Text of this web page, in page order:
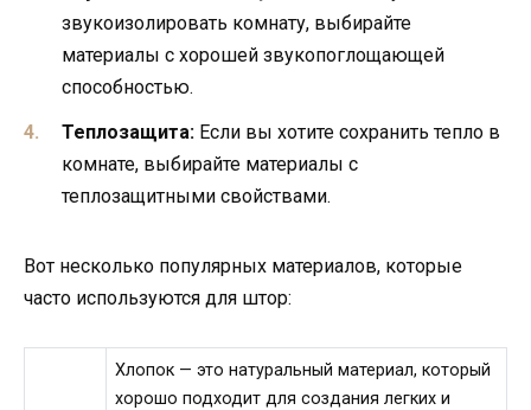
звукоизолировать комнату, выбирайте
материалы с хорошей звукопоглощающей
способностью.
Теплозащита: Если вы хотите сохранить тепло в
комнате, выбирайте материалы с
теплозащитными свойствами.
Вот несколько популярных материалов, которые
часто используются для штор:
Хлопок — это натуральный материал, который
хорошо подходит для создания легких и